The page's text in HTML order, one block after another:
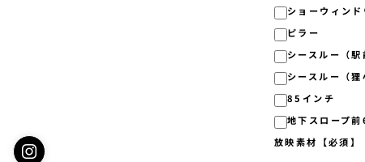
ショーウィンド
ピラー
シースルー（駅
シースルー（狸
85インチ
地下スロープ
放映素材【必須】